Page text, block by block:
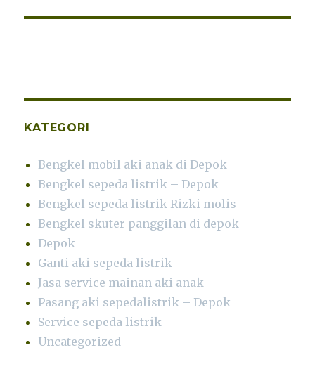
KATEGORI
Bengkel mobil aki anak di Depok
Bengkel sepeda listrik – Depok
Bengkel sepeda listrik Rizki molis
Bengkel skuter panggilan di depok
Depok
Ganti aki sepeda listrik
Jasa service mainan aki anak
Pasang aki sepedalistrik – Depok
Service sepeda listrik
Uncategorized